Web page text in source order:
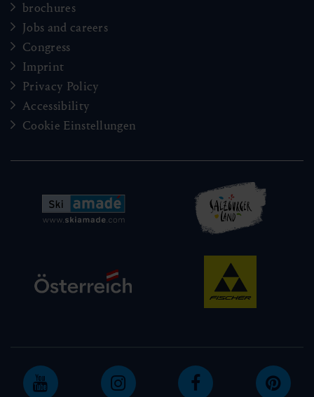
brochures
Jobs and careers
Congress
Imprint
Privacy Policy
Accessibility
Cookie Einstellungen